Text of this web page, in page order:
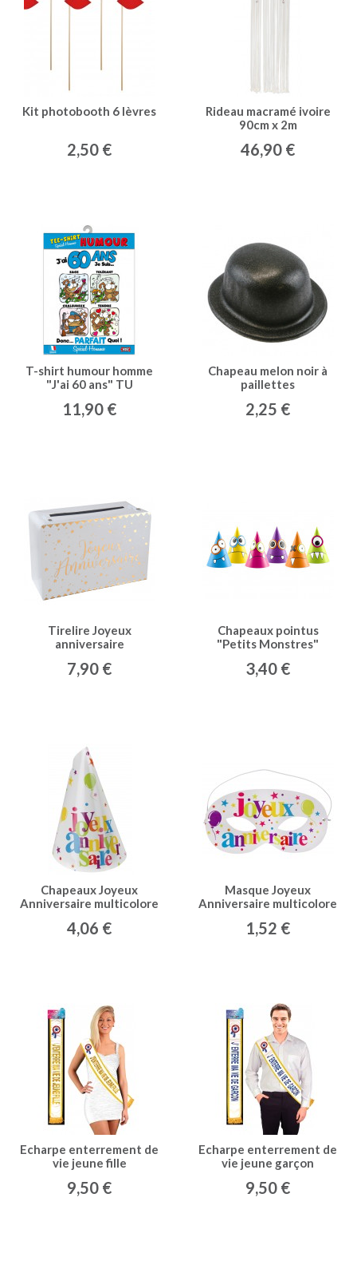
Kit photobooth 6 lèvres
2,50 €
Rideau macramé ivoire
90cm x 2m
46,90 €
T-shirt humour homme
"J'ai 60 ans" TU
11,90 €
Chapeau melon noir à
paillettes
2,25 €
Tirelire Joyeux
anniversaire
7,90 €
Chapeaux pointus
"Petits Monstres"
3,40 €
Chapeaux Joyeux
Anniversaire multicolore
4,06 €
Masque Joyeux
Anniversaire multicolore
1,52 €
Echarpe enterrement de
vie jeune fille
9,50 €
Echarpe enterrement de
vie jeune garçon
9,50 €